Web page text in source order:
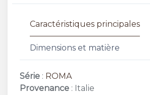
Caractéristiques principales
Dimensions et matière
Série : ROMA
Provenance : Italie